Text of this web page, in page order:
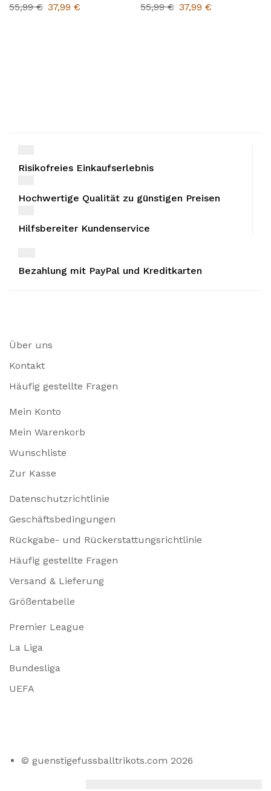
55,99€ 37,99 € 55,99€ 37,99 €
Risikofreies Einkaufserlebnis
Hochwertige Qualität zu günstigen Preisen
Hilfsbereiter Kundenservice
Bezahlung mit PayPal und Kreditkarten
Über uns
Kontakt
Häufig gestellte Fragen
Mein Konto
Mein Warenkorb
Wunschliste
Zur Kasse
Datenschutzrichtlinie
Geschäftsbedingungen
Rückgabe- und Rückerstattungsrichtlinie
Häufig gestellte Fragen
Versand & Lieferung
Größentabelle
Premier League
La Liga
Bundesliga
UEFA
© guenstigefussballtrikots.com 2026